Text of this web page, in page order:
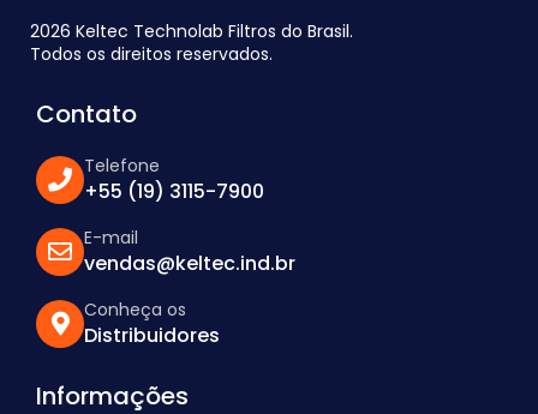
2026 Keltec Technolab Filtros do Brasil.
Todos os direitos reservados.
Contato
Telefone
+55 (19) 3115-7900
E-mail
vendas@keltec.ind.br
Conheça os
Distribuidores
Informações